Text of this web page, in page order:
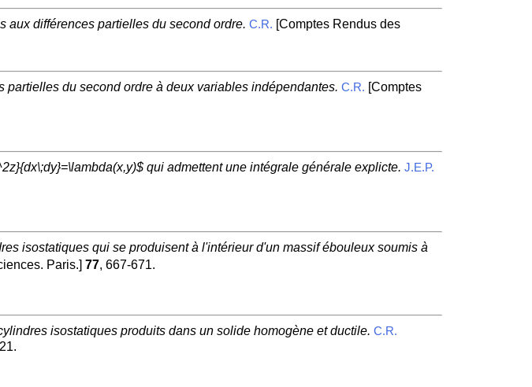
aux différences partielles du second ordre. C.R. [Comptes Rendus des
du second ordre à deux variables indépendantes. C.R. [Comptes
qui admettent une intégrale générale explicte. J.E.P.
isostatiques qui se produisent à l'intérieur d'un massif ébouleux soumis à
Paris.] 77, 667-671.
isostatiques produits dans un solide homogène et ductile. C.R.